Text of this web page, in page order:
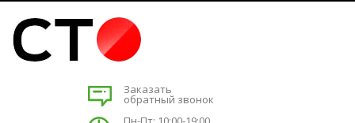
Заказать
обратный звонок